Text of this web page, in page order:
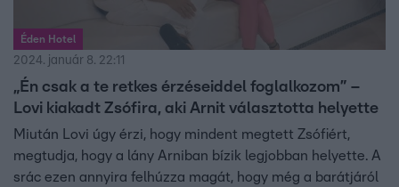
Éden Hotel
2024. január 8. 22:11
„Én csak a te retkes érzéseiddel foglalkozom” –
Lovi kiakadt Zsófira, aki Arnit választotta helyette
Miután Lovi úgy érzi, hogy mindent megtett Zsófiért,
megtudja, hogy a lány Arniban bízik legjobban helyette. A
srác ezen annyira felhúzza magát, hogy még a barátjáról